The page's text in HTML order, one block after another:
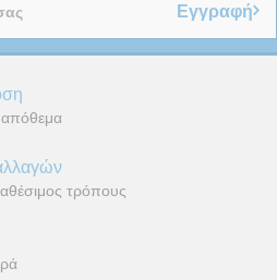
Εγγραφή
απόθεμα
τρόπους